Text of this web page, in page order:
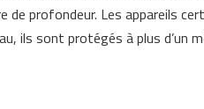
de profondeur. Les appareils
ils sont protégés à plus d’un